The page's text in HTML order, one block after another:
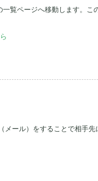
覧ページへ移動します。こ
ール）をすることで相手先